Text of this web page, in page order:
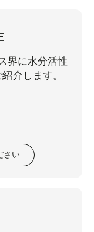
界に水分活性
介します。
さい